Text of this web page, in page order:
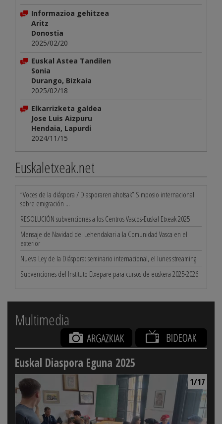
Informazioa gehitzea
Aritz
Donostia
2025/02/20
Euskal Astea Tandilen
Sonia
Durango, Bizkaia
2025/02/18
Elkarrizketa galdea
Jose Luis Aizpuru
Hendaia, Lapurdi
2024/11/15
Euskaletxeak.net
“Voces de la diáspora / Diasporaren ahotsak” Simposio internacional
sobre emigración ...
RESOLUCIÓN subvenciones a los Centros Vascos-Euskal Etxeak 2025
Mensaje de Navidad del Lehendakari a la Comunidad Vasca en el
exterior
Nueva Ley de la Diáspora: seminario internacional, el lunes streaming
Subvenciones del Instituto Etxepare para cursos de euskera 2025-2026
Multimedia
Euskal Diaspora Eguna 2025
1/17